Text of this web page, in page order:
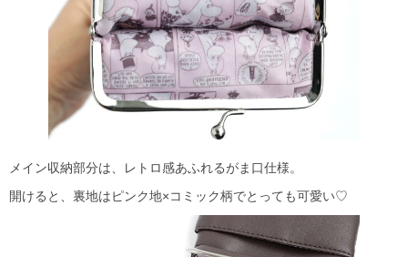
メイン収納部分は、レトロ感あふれるがま口仕様。
開けると、裏地はピンク地×コミック柄でとっても可愛い♡